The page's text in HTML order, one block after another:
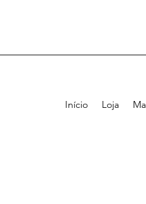
Início Loja